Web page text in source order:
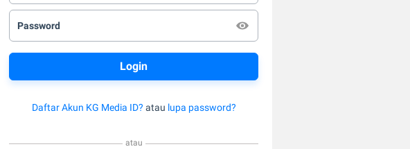
Password
Daftar Akun KG Media ID? atau lupa password?
atau